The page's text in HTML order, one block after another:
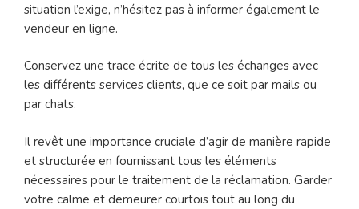
situation l’exige, n’hésitez pas à informer également le
vendeur en ligne.
Conservez une trace écrite de tous les échanges avec
les différents services clients, que ce soit par mails ou
par chats.
Il revêt une importance cruciale d’agir de manière rapide
et structurée en fournissant tous les éléments
nécessaires pour le traitement de la réclamation. Garder
votre calme et demeurer courtois tout au long du